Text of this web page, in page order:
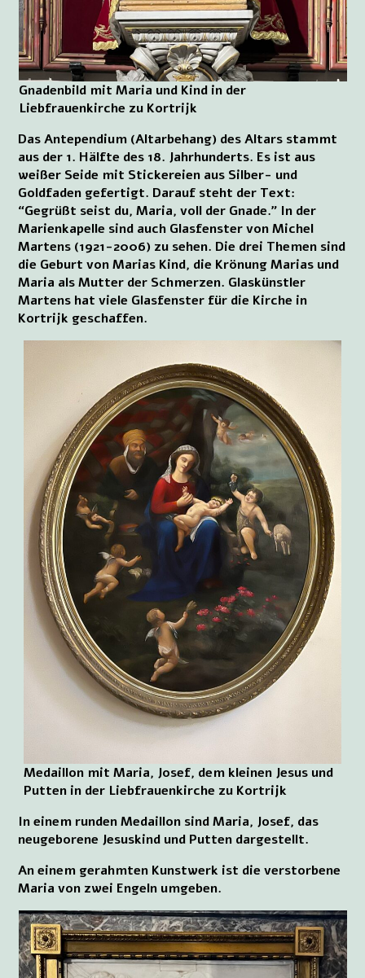
Gnadenbild mit Maria und Kind in der
Liebfrauenkirche zu Kortrijk
Das Antependium (Altarbehang) des Altars stammt
aus der 1. Hälfte des 18. Jahrhunderts. Es ist aus
weißer Seide mit Stickereien aus Silber- und
Goldfaden gefertigt. Darauf steht der Text:
“Gegrüßt seist du, Maria, voll der Gnade.” In der
Marienkapelle sind auch Glasfenster von Michel
Martens (1921-2006) zu sehen. Die drei Themen sind
die Geburt von Marias Kind, die Krönung Marias und
Maria als Mutter der Schmerzen. Glaskünstler
Martens hat viele Glasfenster für die Kirche in
Kortrijk geschaffen.
Medaillon mit Maria, Josef, dem kleinen Jesus und
Putten in der Liebfrauenkirche zu Kortrijk
In einem runden Medaillon sind Maria, Josef, das
neugeborene Jesuskind und Putten dargestellt.
An einem gerahmten Kunstwerk ist die verstorbene
Maria von zwei Engeln umgeben.